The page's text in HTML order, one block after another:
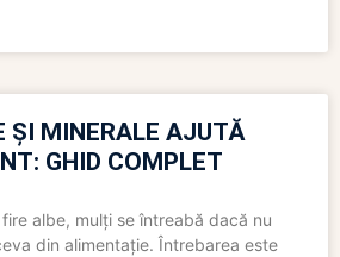
ȘI MINERALE AJUTĂ
GHID COMPLET
albe, mulți se întreabă dacă nu
din alimentație. Întrebarea este